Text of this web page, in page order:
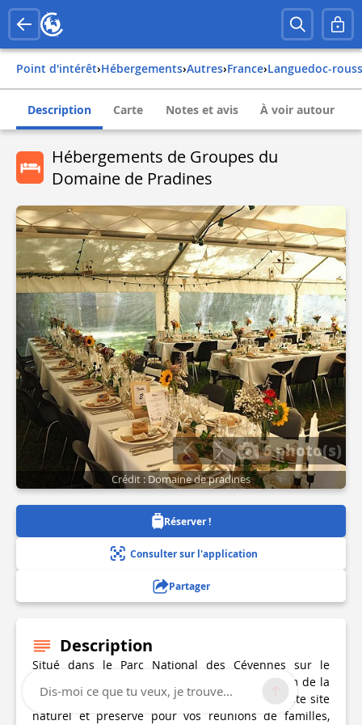
Point d'intérêt› Hébergements› Autres› france› languedoc-
Description Carte Notes et avis À voir autour
Hébergements de Groupes du
Domaine de Pradines
6 photo(s)
Crédit : Domaine de pradines
Réserver !
Consulter sur l'application
Partager
Description
Situé dans le Parc National des Cévennes sur le
plateau du Causse Noir, proche de Millau (40km de la
A75), nous accueillons les groupes dans un vaste site
naturel et préservé pour vos réunions de familles,
Dis-moi ce que tu veux, je trouve...